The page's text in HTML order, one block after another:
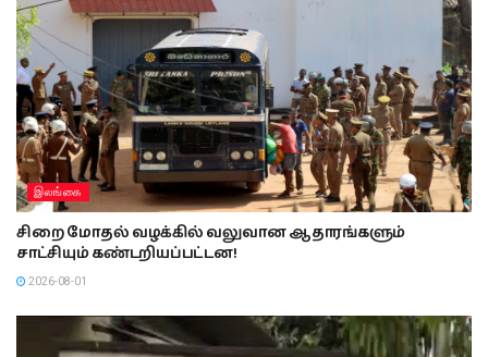
இலங்கை
சிறை மோதல் வழக்கில் வலுவான ஆதாரங்களும்
சாட்சியும் கண்டறியப்பட்டன!
2026-08-01